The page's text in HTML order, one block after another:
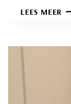
LEES MEER